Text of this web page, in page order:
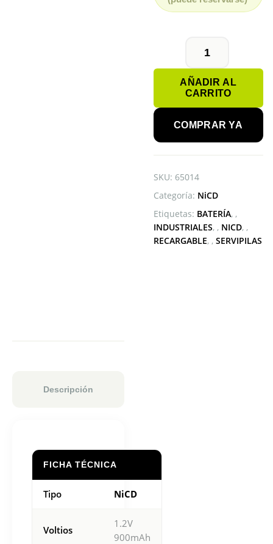
BATERÍA
4/5AA
TENERGY
1.2V
900mAh
NiCD
AÑADIR AL
CARRITO
COMPRAR YA
SKU: 65014
Categoría: NiCD
Etiquetas: BATERÍA ,
INDUSTRIALES , NICD ,
RECARGABLE , SERVIPILAS
Descripción
FICHA TÉCNICA
Tipo NiCD
Voltios
1.2V
900mAh